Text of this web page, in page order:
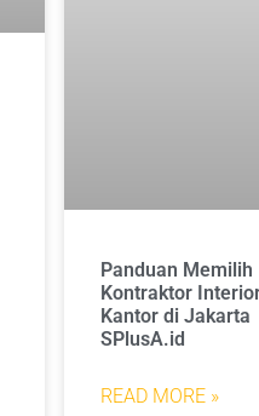
Panduan Memilih
Kontraktor
Kantor di Jakarta
SPlusA.id
READ MORE »